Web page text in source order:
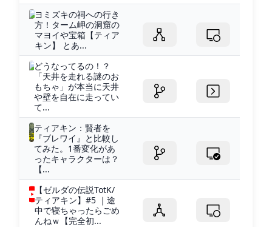
ヨミズキの祠への行き
方！ターム岬の洞窟の
マヨイや宝箱【ティア
キン】 とあ...
どうなってるの！？
「天井を走れる謎のお
もちゃ」が本当に天井
や壁を自在に走ってい
て...
ティアキン：賢者を
『ブレワイ』と比較し
てみた。1番変化があ
ったキャラクターは？
【...
【ゼルダの伝説TotK/
ティアキン】#5 ｜途
中で寝ちゃったらごめ
んねｗ【完全初...